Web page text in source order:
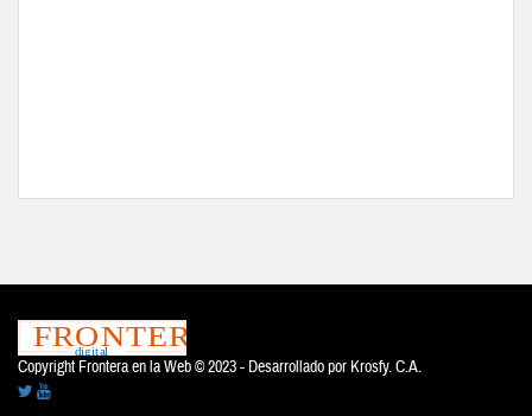
Copyright Frontera en la Web © 2023 - Desarrollado por Krosfy. C.A.